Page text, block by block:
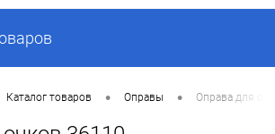
Каталог товаров • Оправы • Оправа для